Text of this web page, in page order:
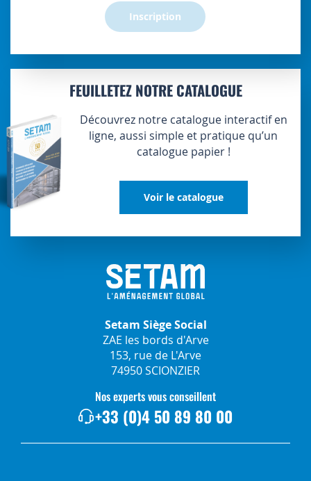
Inscription
FEUILLETEZ NOTRE CATALOGUE
Découvrez notre catalogue interactif en
ligne, aussi simple et pratique qu’un
catalogue papier !
Voir le catalogue
Setam Siège Social
ZAE les bords d'Arve
153, rue de L'Arve
74950 SCIONZIER
Nos experts vous conseillent
+33 (0)4 50 89 80 00